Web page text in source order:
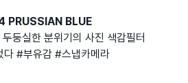
BLUE
둥실한 분위기의 사진 색감필터
다 #부유감 #스냅카메라